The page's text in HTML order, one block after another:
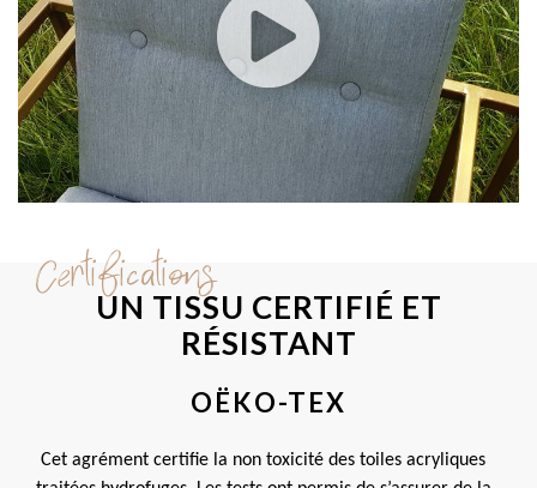
Certifications
UN TISSU CERTIFIÉ ET
RÉSISTANT
OËKO-TEX